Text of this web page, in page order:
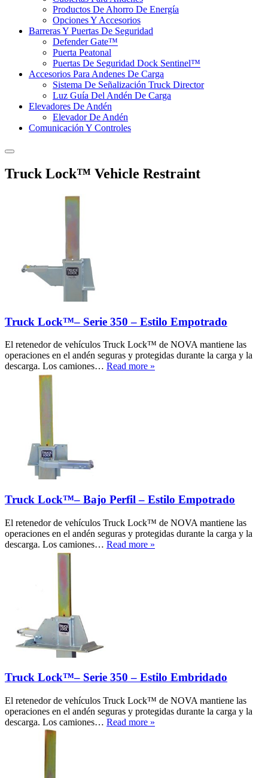
Productos De Ahorro De Energía
Opciones Y Accesorios
Barreras Y Puertas De Seguridad
Defender Gate™
Puerta Peatonal
Puertas De Seguridad Dock Sentinel™
Accesorios Para Andenes De Carga
Sistema De Señalización Truck Director
Luz Guía Del Andén De Carga
Elevadores De Andén
Elevador De Andén
Comunicación Y Controles
Truck Lock™ Vehicle Restraint
Truck Lock™– Serie 350 – Estilo Empotrado
El retenedor de vehículos Truck Lock™ de NOVA mantiene las
operaciones en el andén seguras y protegidas durante la carga y la
descarga. Los camiones… Read more »
Truck Lock™– Bajo Perfil – Estilo Empotrado
El retenedor de vehículos Truck Lock™ de NOVA mantiene las
operaciones en el andén seguras y protegidas durante la carga y la
descarga. Los camiones… Read more »
Truck Lock™– Serie 350 – Estilo Embridado
El retenedor de vehículos Truck Lock™ de NOVA mantiene las
operaciones en el andén seguras y protegidas durante la carga y la
descarga. Los camiones… Read more »